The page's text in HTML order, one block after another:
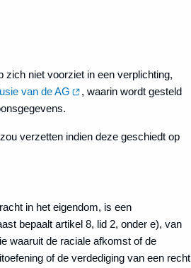
zich niet voorziet in een verplichting,
van de AG
, waarin wordt gesteld
verzetten indien deze geschiedt op
in het eigendom, is een
bepaalt artikel 8, lid 2, onder e), van
waaruit de raciale afkomst of de
of de verdediging van een recht